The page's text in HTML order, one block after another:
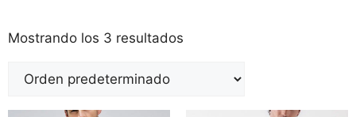
Mostrando los 3 resultados